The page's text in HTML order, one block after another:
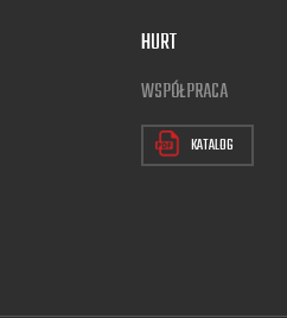
HURT
WSPÓŁPRACA
KATALOG